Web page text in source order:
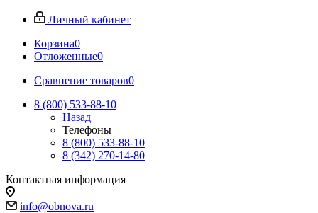
Личный кабинет
Корзина0
Отложенные0
Сравнение товаров0
8 (800) 533-88-10
Назад
Телефоны
8 (800) 533-88-10
8 (342) 270-14-80
Контактная информация
info@obnova.ru